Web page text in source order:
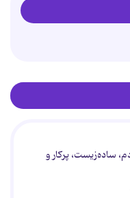
ساده‌زیست، پرکار و